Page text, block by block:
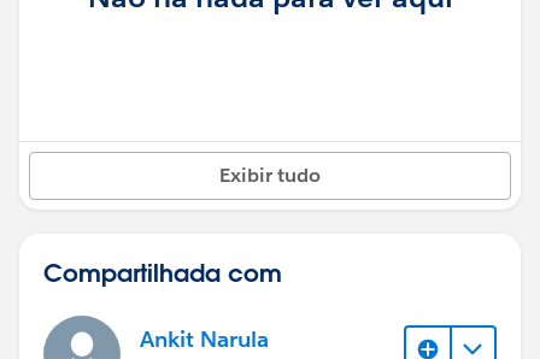
Exibir tudo
Compartilhada com
Ankit Narula